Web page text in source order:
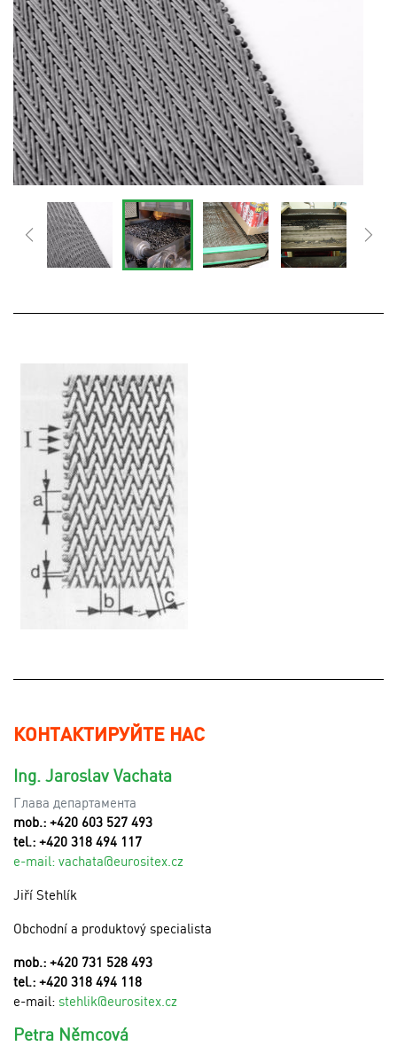
КОНТАКТИРУЙТЕ НАС
Ing. Jaroslav Vachata
Глава департамента
mob.: +420 603 527 493
tel.: +420 318 494 117
e-mail: vachata@eurositex.cz
Jiří Stehlík
Obchodní a produktový specialista
mob.: +420 731 528 493
tel.: +420 318 494 118
e-mail: stehlik@eurositex.cz
Petra Němcová